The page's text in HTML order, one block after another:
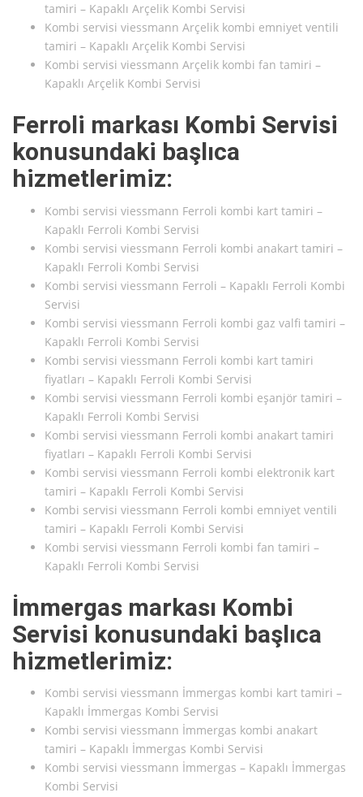
tamiri – Kapaklı Arçelik Kombi Servisi
Kombi servisi viessmann Arçelik kombi emniyet ventili
tamiri – Kapaklı Arçelik Kombi Servisi
Kombi servisi viessmann Arçelik kombi fan tamiri –
Kapaklı Arçelik Kombi Servisi
Ferroli markası Kombi Servisi
konusundaki başlıca
hizmetlerimiz:
Kombi servisi viessmann Ferroli kombi kart tamiri –
Kapaklı Ferroli Kombi Servisi
Kombi servisi viessmann Ferroli kombi anakart tamiri –
Kapaklı Ferroli Kombi Servisi
Kombi servisi viessmann Ferroli – Kapaklı Ferroli Kombi
Servisi
Kombi servisi viessmann Ferroli kombi gaz valfi tamiri –
Kapaklı Ferroli Kombi Servisi
Kombi servisi viessmann Ferroli kombi kart tamiri
fiyatları – Kapaklı Ferroli Kombi Servisi
Kombi servisi viessmann Ferroli kombi eşanjör tamiri –
Kapaklı Ferroli Kombi Servisi
Kombi servisi viessmann Ferroli kombi anakart tamiri
fiyatları – Kapaklı Ferroli Kombi Servisi
Kombi servisi viessmann Ferroli kombi elektronik kart
tamiri – Kapaklı Ferroli Kombi Servisi
Kombi servisi viessmann Ferroli kombi emniyet ventili
tamiri – Kapaklı Ferroli Kombi Servisi
Kombi servisi viessmann Ferroli kombi fan tamiri –
Kapaklı Ferroli Kombi Servisi
İmmergas markası Kombi
Servisi konusundaki başlıca
hizmetlerimiz:
Kombi servisi viessmann İmmergas kombi kart tamiri –
Kapaklı İmmergas Kombi Servisi
Kombi servisi viessmann İmmergas kombi anakart
tamiri – Kapaklı İmmergas Kombi Servisi
Kombi servisi viessmann İmmergas – Kapaklı İmmergas
Kombi Servisi